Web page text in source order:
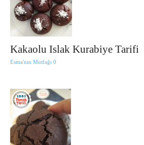
Kakaolu Islak Kurabiye Tarifi
Esma'nın Mutfağı 0